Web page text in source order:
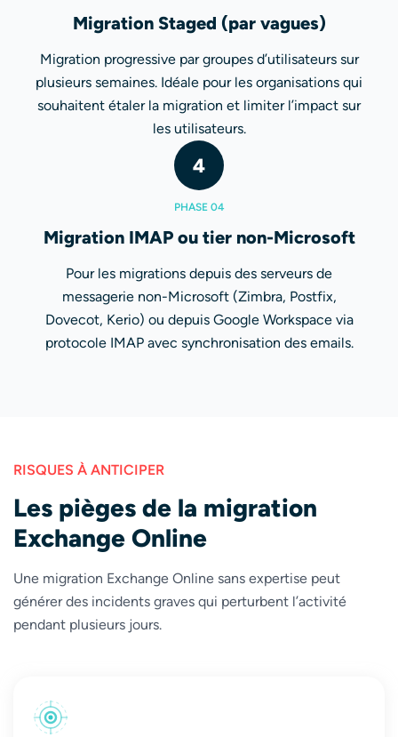
Migration Staged (par vagues)
Migration progressive par groupes d’utilisateurs sur
plusieurs semaines. Idéale pour les organisations qui
souhaitent étaler la migration et limiter l’impact sur
les utilisateurs.
4
PHASE 04
Migration IMAP ou tier non-Microsoft
Pour les migrations depuis des serveurs de
messagerie non-Microsoft (Zimbra, Postfix,
Dovecot, Kerio) ou depuis Google Workspace via
protocole IMAP avec synchronisation des emails.
RISQUES À ANTICIPER
Les pièges de la migration
Exchange Online
Une migration Exchange Online sans expertise peut
générer des incidents graves qui perturbent l’activité
pendant plusieurs jours.